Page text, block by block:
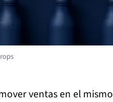
ventas en el mismo